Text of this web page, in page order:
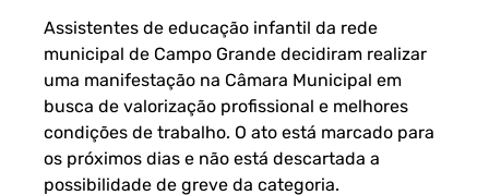
Assistentes de educação infantil da rede
municipal de Campo Grande decidiram realizar
uma manifestação na Câmara Municipal em
busca de valorização profissional e melhores
condições de trabalho. O ato está marcado para
os próximos dias e não está descartada a
possibilidade de greve da categoria.